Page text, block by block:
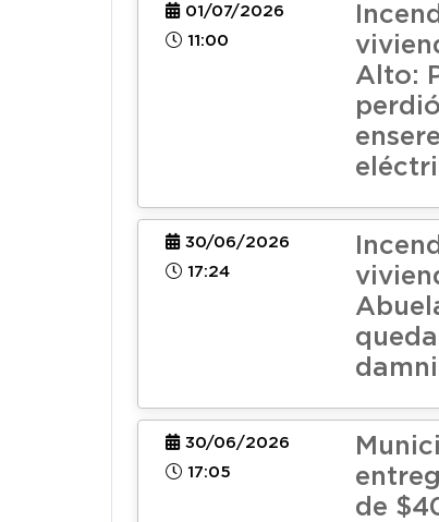
01/07/2026
11:00
Alto:
30/06/2026
17:24
30/06/2026
17:05
de